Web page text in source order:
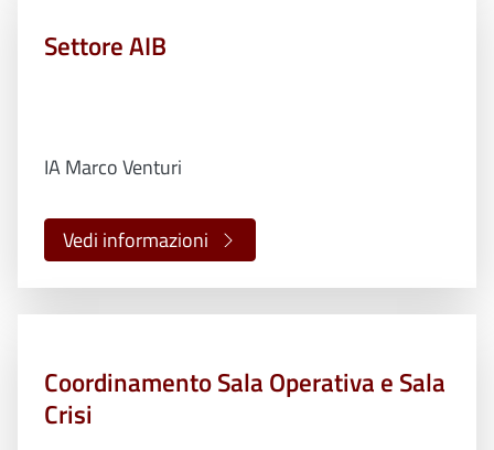
Settore AIB
IA Marco Venturi
Vedi informazioni
Coordinamento Sala Operativa e Sala
Crisi